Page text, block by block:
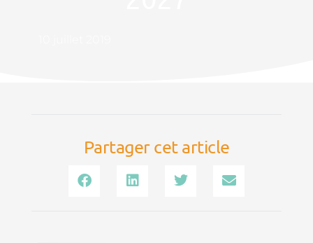
Partager cet article